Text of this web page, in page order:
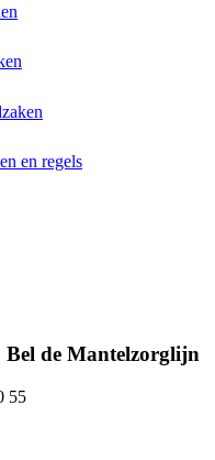
en regels
Bel de Mantelzorglijn
55